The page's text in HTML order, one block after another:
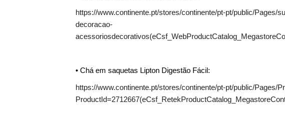
https://www.continente.pt/stores/continente/pt-pt/public/Pages/
decoracao-
• Chá em saquetas Lipton Digestão Fácil:
https://www.continente.pt/stores/continente/pt-pt/public/Pages/